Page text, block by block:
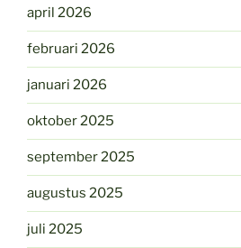
april 2026
februari 2026
januari 2026
oktober 2025
september 2025
augustus 2025
juli 2025